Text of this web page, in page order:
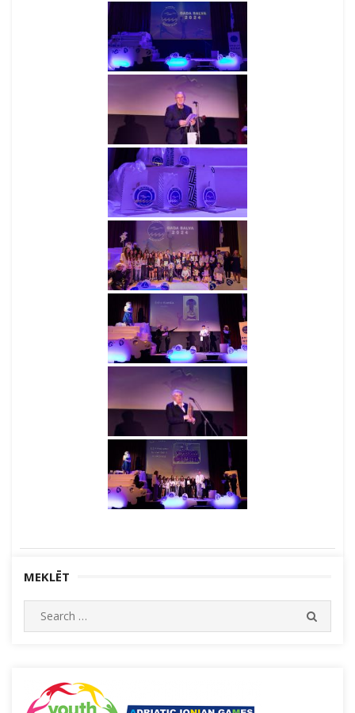
MEKLĒT
Search
for: